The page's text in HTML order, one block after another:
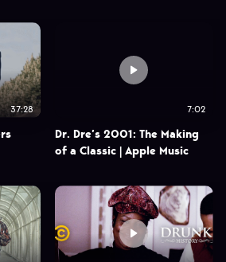
37:28 7:02
Dr. Dre’s 2001: The Making
of a Classic | Apple Music